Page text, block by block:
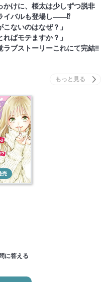
かけに、桜太は少しずつ脱非
イバルも登場し――⁉
こないのはなぜ？」
ればモテますか？」
ラブストーリーこれにて完結‼
売
に答える